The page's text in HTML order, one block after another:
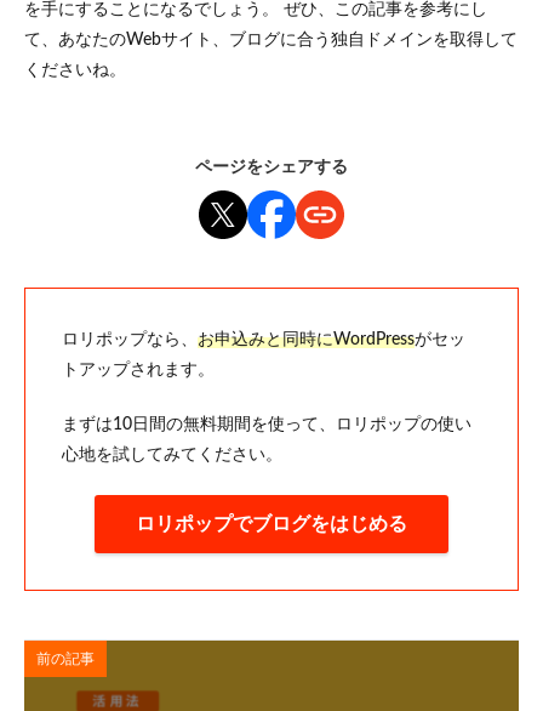
を手にすることになるでしょう。 ぜひ、この記事を参考にし
て、あなたのWebサイト、ブログに合う独自ドメインを取得して
くださいね。
ページをシェアする
ロリポップなら、 お申込みと同時にWordPressがセッ
トアップされます。
まずは10日間の無料期間を使って、ロリポップの使い
心地を試してみてください。
ロリポップでブログをはじめる
前の記事